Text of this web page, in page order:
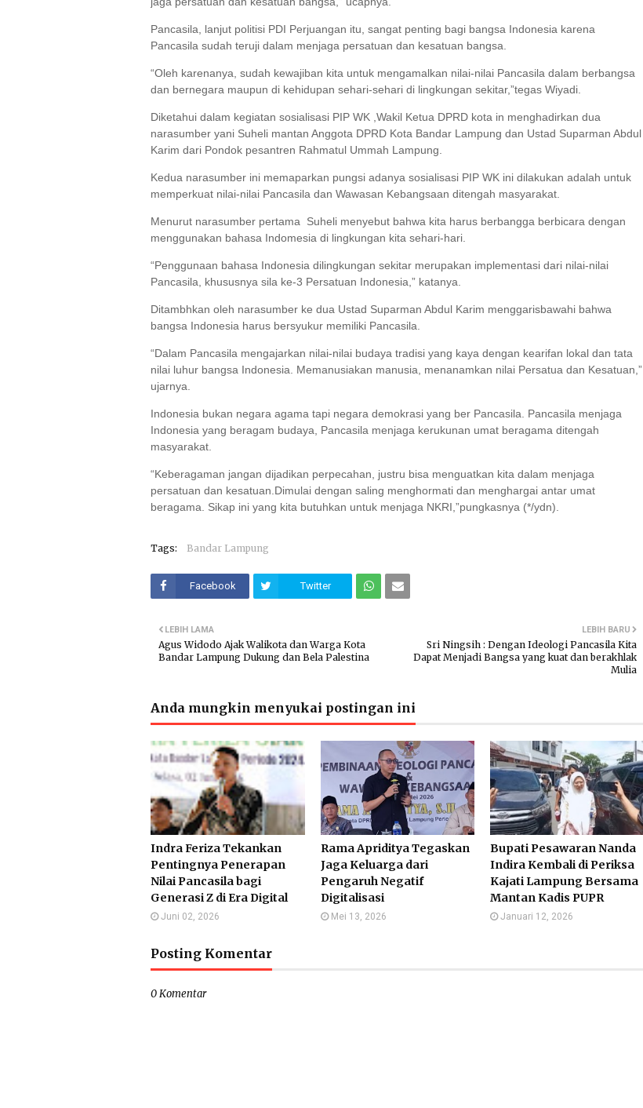
Pancasila, lanjut politisi PDI Perjuangan itu, sangat penting bagi bangsa Indonesia karena
Pancasila sudah teruji dalam menjaga persatuan dan kesatuan bangsa.
“Oleh karenanya, sudah kewajiban kita untuk mengamalkan nilai-nilai Pancasila dalam berbangsa
dan bernegara maupun di kehidupan sehari-sehari di lingkungan sekitar,”tegas Wiyadi.
Diketahui dalam kegiatan sosialisasi PIP WK ,Wakil Ketua DPRD kota in menghadirkan dua
narasumber yani Suheli mantan Anggota DPRD Kota Bandar Lampung dan Ustad Suparman Abdul
Karim dari Pondok pesantren Rahmatul Ummah Lampung.
Kedua narasumber ini memaparkan pungsi adanya sosialisasi PIP WK ini dilakukan adalah untuk
memperkuat nilai-nilai Pancasila dan Wawasan Kebangsaan ditengah masyarakat.
Menurut narasumber pertama Suheli menyebut bahwa kita harus berbangga berbicara dengan
menggunakan bahasa Indomesia di lingkungan kita sehari-hari.
“Penggunaan bahasa Indonesia dilingkungan sekitar merupakan implementasi dari nilai-nilai
Pancasila, khususnya sila ke-3 Persatuan Indonesia,” katanya.
Ditambhkan oleh narasumber ke dua Ustad Suparman Abdul Karim menggarisbawahi bahwa
bangsa Indonesia harus bersyukur memiliki Pancasila.
“Dalam Pancasila mengajarkan nilai-nilai budaya tradisi yang kaya dengan kearifan lokal dan tata
nilai luhur bangsa Indonesia. Memanusiakan manusia, menanamkan nilai Persatua dan Kesatuan,”
ujarnya.
Indonesia bukan negara agama tapi negara demokrasi yang ber Pancasila. Pancasila menjaga
Indonesia yang beragam budaya, Pancasila menjaga kerukunan umat beragama ditengah
masyarakat.
“Keberagaman jangan dijadikan perpecahan, justru bisa menguatkan kita dalam menjaga
persatuan dan kesatuan.Dimulai dengan saling menghormati dan menghargai antar umat
beragama. Sikap ini yang kita butuhkan untuk menjaga NKRI,”pungkasnya (*/ydn).
Tags: Bandar Lampung
Facebook Twitter
LEBIH BARU
Sri Ningsih : Dengan Ideologi Pancasila Kita
Dapat Menjadi Bangsa yang kuat dan berakhlak
Mulia
LEBIH LAMA
Agus Widodo Ajak Walikota dan Warga Kota
Bandar Lampung Dukung dan Bela Palestina
Anda mungkin menyukai postingan ini
Indra Feriza Tekankan
Pentingnya Penerapan
Nilai Pancasila bagi
Generasi Z di Era Digital
Juni 02, 2026
Rama Apriditya Tegaskan
Jaga Keluarga dari
Pengaruh Negatif
Digitalisasi
Mei 13, 2026
Bupati Pesawaran Nanda
Indira Kembali di Periksa
Kajati Lampung Bersama
Mantan Kadis PUPR
Januari 12, 2026
Posting Komentar
0 Komentar